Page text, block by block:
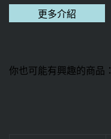
你也可能有興趣的商品：